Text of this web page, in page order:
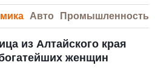
Авто Промышленность
из Алтайского края
женщин